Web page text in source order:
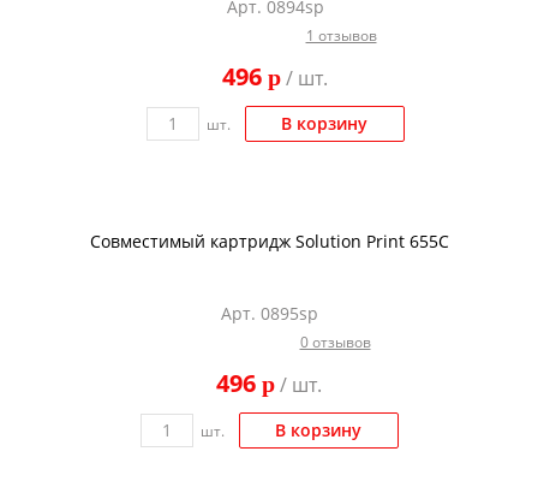
Арт. 0894sp
1 отзывов
496 p/ шт.
шт. В корзину
Совместимый картридж Solution Print 655C
Арт. 0895sp
0 отзывов
496 p/ шт.
шт. В корзину